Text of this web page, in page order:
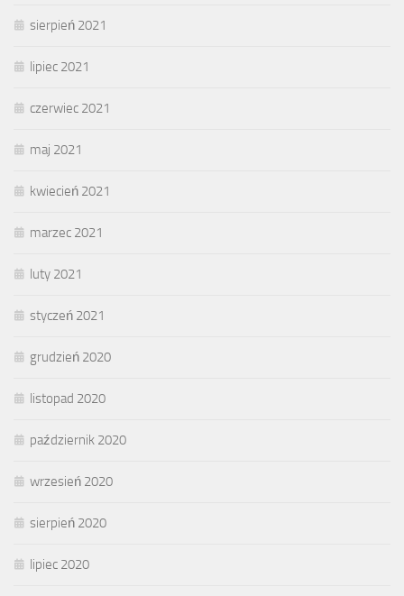
sierpień 2021
lipiec 2021
czerwiec 2021
maj 2021
kwiecień 2021
marzec 2021
luty 2021
styczeń 2021
grudzień 2020
listopad 2020
październik 2020
wrzesień 2020
sierpień 2020
lipiec 2020